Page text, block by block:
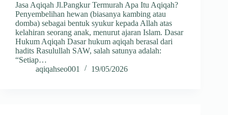
Jasa Aqiqah Jl.Pangkur Termurah Apa Itu Aqiqah?
Penyembelihan hewan (biasanya kambing atau
domba) sebagai bentuk syukur kepada Allah atas
kelahiran seorang anak, menurut ajaran Islam. Dasar
Hukum Aqiqah Dasar hukum aqiqah berasal dari
hadits Rasulullah SAW, salah satunya adalah:
“Setiap…
aqiqahseo001
19/05/2026